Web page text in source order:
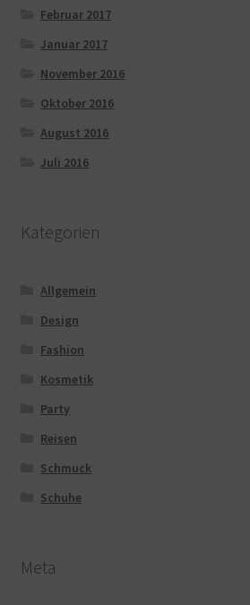
Februar 2017
Januar 2017
November 2016
Oktober 2016
August 2016
Juli 2016
Kategorien
Allgemein
Design
Fashion
Kosmetik
Party
Reisen
Schmuck
Schuhe
Meta